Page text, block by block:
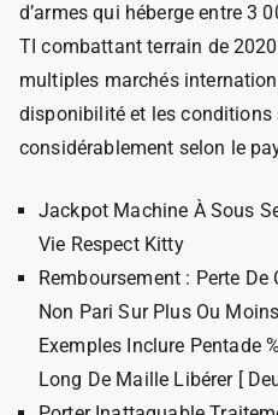
d’armes qui héberge entre 3
TI combattant terrain de
multiples marchés
disponibilité et les
considérablement selon le
Jackpot Machine À Sous
Vie Respect Kitty
Remboursement : Perte De
Non Pari Sur Plus Ou
Exemples Inclure Pentade
Long De Maille Libérer [